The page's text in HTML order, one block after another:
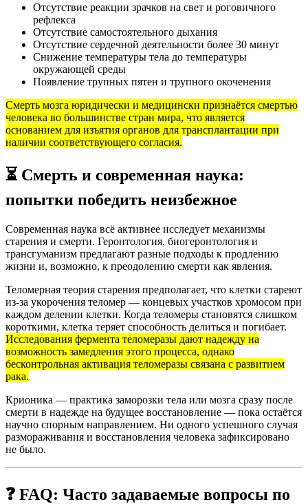
Отсутствие реакции зрачков на свет и роговичного
рефлекса
Отсутствие самостоятельного дыхания
Отсутствие сердечной деятельности более 30 минут
Снижение температуры тела до температуры
окружающей среды
Появление трупных пятен и трупного окоченения
Смерть мозга юридически и медицински признаётся смертью
человека во большинстве стран мира, что является
основанием для изъятия органов для трансплантации при
наличии соответствующего согласия.
⏳ Смерть и современная наука:
попытки победить неизбежное
Современная наука всё активнее исследует механизмы
старения и смерти. Геронтология, биогеронтология и
трансгуманизм предлагают разные подходы к продлению
жизни и, возможно, к преодолению смерти как явления.
Теломерная теория старения предполагает, что клетки стареют
из-за укорочения теломер — концевых участков хромосом при
каждом делении клетки. Когда теломеры становятся слишком
короткими, клетка теряет способность делиться и погибает.
Исследования фермента теломеразы дают надежду на
возможность замедления этого процесса, однако
бесконтрольная активация теломеразы связана с развитием
рака.
Крионика — практика заморозки тела или мозга сразу после
смерти в надежде на будущее восстановление — пока остаётся
научно спорным направлением. Ни одного успешного случая
размораживания и восстановления человека зафиксировано
не было.
❓ FAQ: Часто задаваемые вопросы по